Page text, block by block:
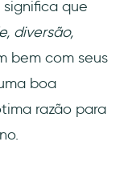
que
diversão,
bem com seus
boa
razão para